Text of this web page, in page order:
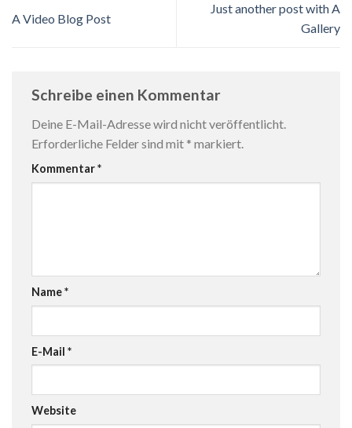
A Video Blog Post
Just another post with A
Gallery
Schreibe einen Kommentar
Deine E-Mail-Adresse wird nicht veröffentlicht.
Erforderliche Felder sind mit * markiert.
Kommentar*
Name*
E-Mail *
Website